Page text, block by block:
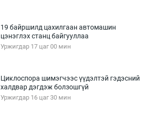
19 байршилд цахилгаан автомашин
цэнэглэх станц байгууллаа
Уржигдар 17 цаг 00 мин
Циклоспора шимэгчээс үүдэлтэй гэдэсний
халдвар дэгдэж болзошгүй
Уржигдар 16 цаг 30 мин